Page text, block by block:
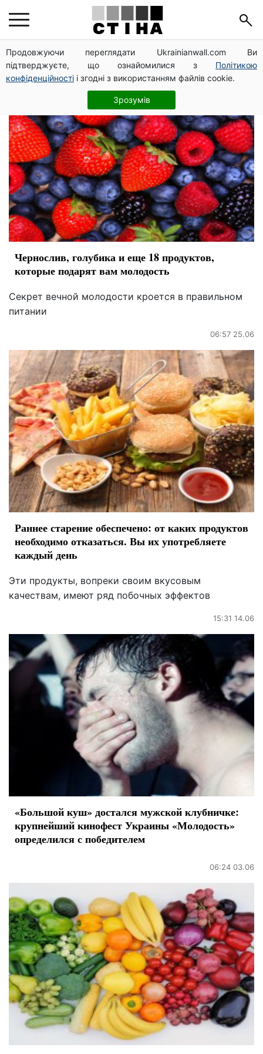
Продовжуючи переглядати Ukrainianwall.com Ви
підтверджуєте, що ознайомилися з Політикою
конфіденційності і згодні з використанням файлів cookie.
Зрозумів
молодость
Чернослив, голубика и еще 18 продуктов,
которые подарят вам молодость
Секрет вечной молодости кроется в правильном
питании
06:57 25.06
Раннее старение обеспечено: от каких продуктов
необходимо отказаться. Вы их употребляете
каждый день
Эти продукты, вопреки своим вкусовым
качествам, имеют ряд побочных эффектов
15:31 14.06
«Большой куш» достался мужской клубничке:
крупнейший кинофест Украины «Молодость»
определился с победителем
06:24 03.06